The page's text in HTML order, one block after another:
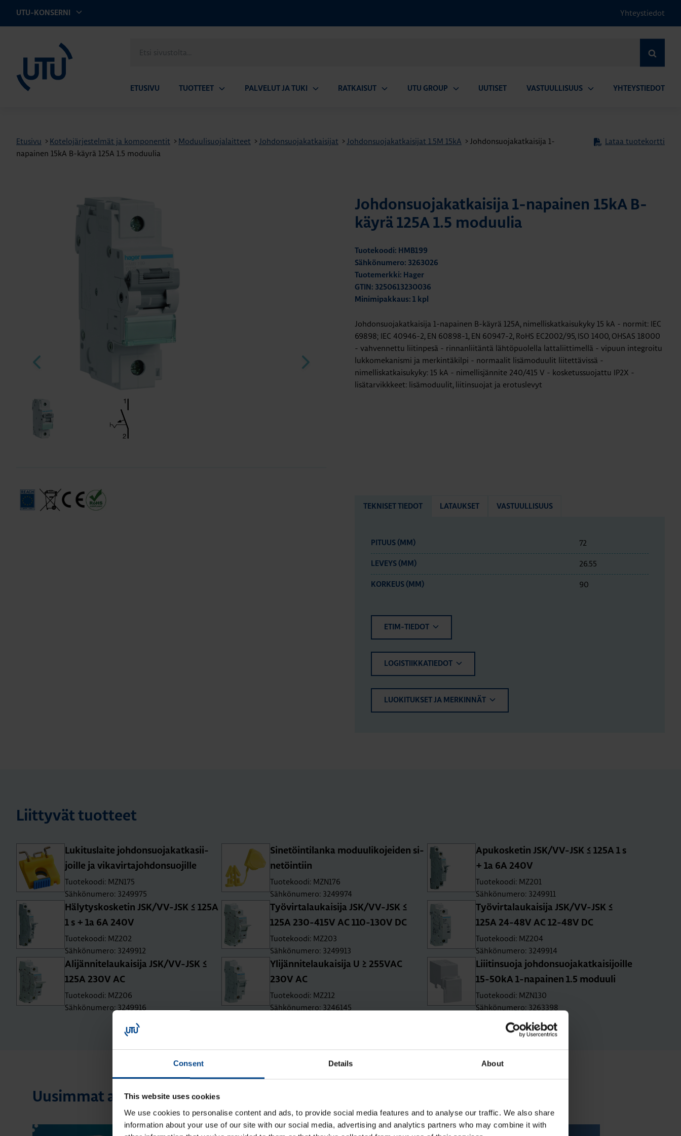
Consent Details About
This website uses cookies
We use cookies to personalise content and ads, to provide social media features and to analyse our traffic. We also share
information about your use of our site with our social media, advertising and analytics partners who may combine it with
UTU-KONSERNI Yhteystiedot
sivustolta
ETUSIVU TUOTTEET PALVELUT JA TUKI RATKAISUT UTU GROUP UUTISET VASTUULLISUUS YHTEYSTIEDOT
Etusivu > Kotelojärjestelmät ja komponentit > Moduulisuojalaitteet >Johdonsuojakatkaisijat >Johdonsuojakatkaisijat 1.5M 15kA >Johdonsuojakatkaisija 1-
napainen 15kA B-käyrä 125A 1.5 moduulia
Lataa tuotekortti
Johdonsuojakatkaisija 1-napainen 15kA B-
käyrä 125A 1.5 moduulia
Tuotekoodi: HMB199
Sähkönumero: 3263026
Tuotemerkki: Hager
GTIN: 3250613230036
Minimipakkaus: 1 kpl
Johdonsuojakatkaisija 1-napainen B-käyrä 125A, nimelliskatkaisukyky 15 kA - normit: IEC
69898; IEC 40946-2, EN 60898-1, EN 60947-2, RoHS EC2002/95, ISO 1400, OHSAS 18000
- vahvennettu liitinpesä - rinnanliitäntä lähtöpuolella lattaliittimellä - vipuun integroitu
lukkomekanismi ja merkintäkilpi - normaalit lisämoduulit liitettävissä -
nimelliskatkaisukyky: 15 kA - nimellisjännite 240/415 V - kosketussuojattu IP2X -
lisätarvikkkeet: lisämoduulit, liitinsuojat ja erotuslevyt
TEKNISET TIEDOT LATAUKSET VASTUULLISUUS
PITUUS (MM) 72
LEVEYS (MM) 26.55
KORKEUS (MM) 90
ETIM-TIEDOT
LOGISTIIKKATIEDOT
LUOKITUKSET JA MERKINNÄT
Liittyvät tuotteet
Lu­ki­tus­lai­te joh­don­suo­ja­kat­ka­sii­
joil­le ja vi­ka­vir­ta­joh­don­suo­jil­le
Tuotekoodi: MZN175
Sähkönumero: 3249975
Si­ne­töin­ti­lan­ka mo­duu­li­ko­jei­den si­
ne­töin­tiin
Tuotekoodi: MZN176
Sähkönumero: 3249974
Apu­kos­ke­tin JSK/VV-JSK ≤ 125A 1 s
+ 1a 6A 240V
Tuotekoodi: MZ201
Sähkönumero: 3249911
Hä­ly­tys­kos­ke­tin JSK/VV-JSK ≤ 125A
1 s + 1a 6A 240V
Tuotekoodi: MZ202
Sähkönumero: 3249912
Työ­vir­ta­lau­kai­si­ja JSK/VV-JSK ≤
125A 230-415V AC 110-130V DC
Tuotekoodi: MZ203
Sähkönumero: 3249913
Työ­vir­ta­lau­kai­si­ja JSK/VV-JSK ≤
125A 24-48V AC 12-48V DC
Tuotekoodi: MZ204
Sähkönumero: 3249914
Ali­jän­ni­te­lau­kai­si­ja JSK/VV-JSK ≤
125A 230V AC
Tuotekoodi: MZ206
Sähkönumero: 3249916
Yli­jän­ni­te­lau­kai­si­ja U ≥ 255­VAC
230V AC
Tuotekoodi: MZ212
Sähkönumero: 3246145
Liii­tin­suo­ja joh­don­suo­ja­kat­kai­si­joil­le
15-50­kA 1-na­pai­nen 1.5 mo­duu­li
Tuotekoodi: MZN130
Sähkönumero: 3263398
Uusimmat artikkelit aiheesta Kotelojärjestelmät ja komponentit